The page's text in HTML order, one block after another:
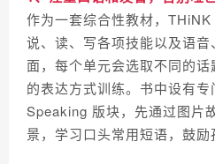
作为一套综合性教材，THiNK
说、读、写各项技能以及语
面，每个单元会选取不同的
的表达方式训练。书中设有
Speaking 版块，先通过图片
景，学习口头常用短语，鼓励